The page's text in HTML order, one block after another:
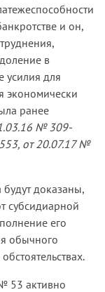
и он,
в
для
экономически
ранее
№ 309-
от 20.07.17 №
будут доказаны,
субсидиарной
его
обычного
53 активно